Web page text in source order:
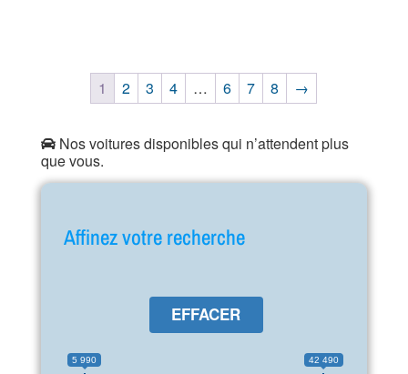
1 2 3 4 … 6 7 8 →
Nos voitures disponibles qui n’attendent plus
que vous.
Affinez votre recherche
EFFACER
5 990 42 490